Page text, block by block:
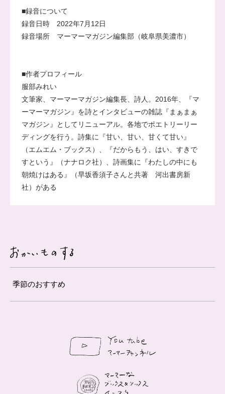
■録音について
録音日時 2022年7月12日
録音場所 マーマーマガジン編集部（岐阜県美濃市）
■作者プロフィール
服部みれい
文筆家、マーマーマガジン編集長、詩人。2016年、『マ
ーマーマガジン』を詩とインタビューの雑誌『まぁまぁ
マガジン』としてリニューアル。各地でポエトリーリー
ディングを行う。詩集に『甘い、甘い、甘くて甘い』
（エムエム・ブックス）、『だからもう、はい、すきで
すという』（ナナロク社）、詩画集に『わたしの中にも
朝焼けはある』（早坂香須子さんと共著 河出書房新
社）がある
季節のおすすめ